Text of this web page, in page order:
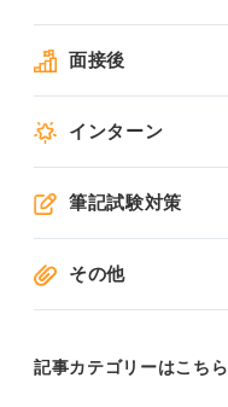
面接後
インターン
筆記試験対策
その他
記事カテゴリーはこちら